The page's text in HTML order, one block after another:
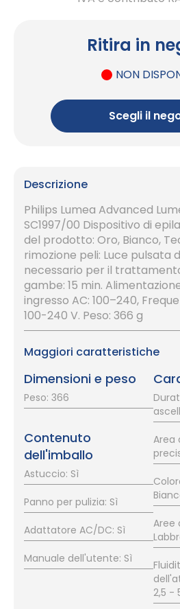
Ritira in
NON
Scegli il
Descrizione
Philips Lumea Advanced
SC1997/00 Dispositivo di
del prodotto: Oro, Bianco,
rimozione peli: Luce pulsata
necessario per il
gambe: 15 min.
ingresso AC: 100–240,
100-240 V. Peso: 366 g
Maggiori caratteristiche
Dimensioni e peso
Peso: 366
Contenuto
dell'imballo
Astuccio: Sì
Panno per pulizia: Sì
Adattatore AC/DC: Sì
Manuale dell'utente: Sì
Area
Aree
2,5 -